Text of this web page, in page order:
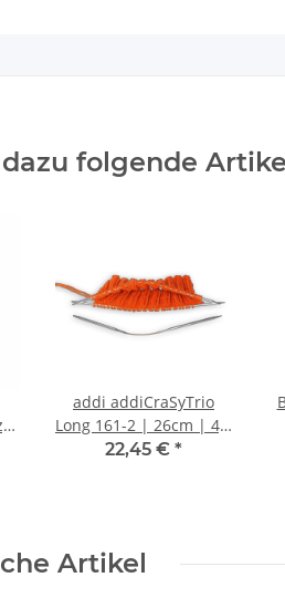
folgende
addi addiCraSyTrio
Long 161-2 | 26cm | 4,0
mm
22,45 € *
Artikel